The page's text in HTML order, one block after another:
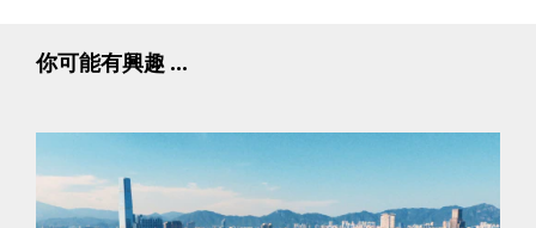
你可能有興趣 ...